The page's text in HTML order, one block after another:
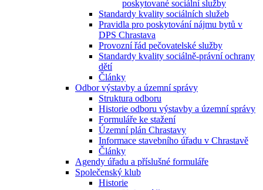
poskytované sociální služby
Standardy kvality sociálních služeb
Pravidla pro poskytování nájmu bytů v
DPS Chrastava
Provozní řád pečovatelské služby
Standardy kvality sociálně-právní ochrany
dětí
Články
Odbor výstavby a územní správy
Struktura odboru
Historie odboru výstavby a územní správy
Formuláře ke stažení
Územní plán Chrastavy
Informace stavebního úřadu v Chrastavě
Články
Agendy úřadu a příslušné formuláře
Společenský klub
Historie